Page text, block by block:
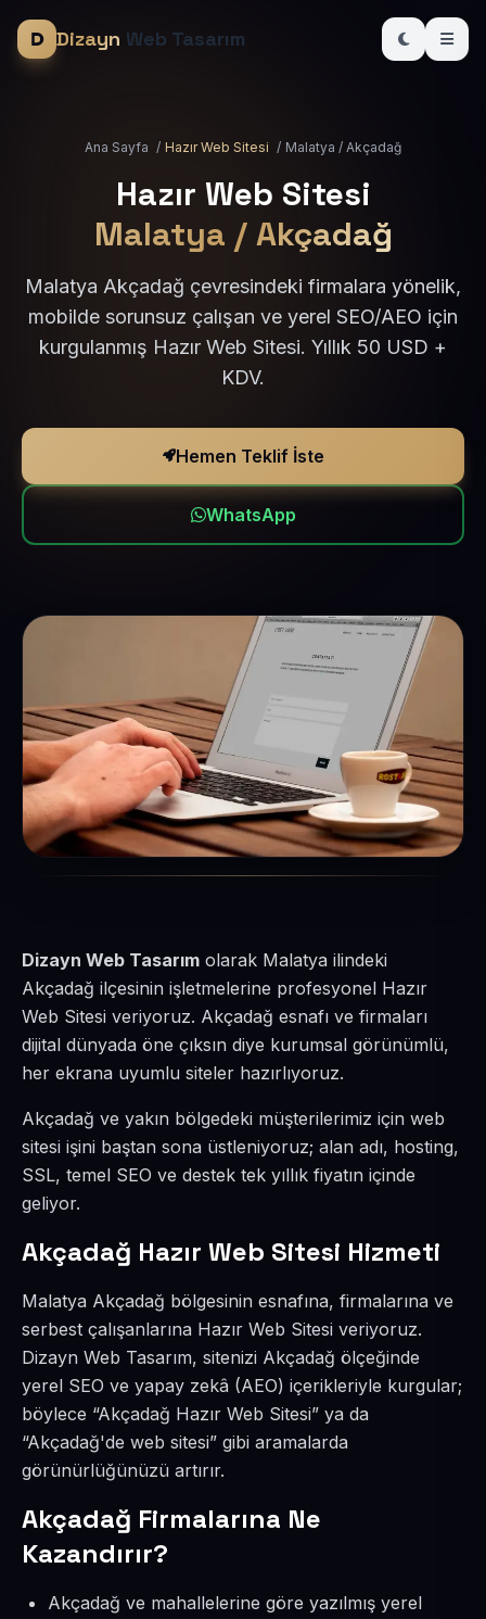
Dizayn Web Tasarım
Ana Sayfa / Hazır Web Sitesi / Malatya / Akçadağ
Hazır Web Sitesi
Malatya / Akçadağ
Malatya Akçadağ çevresindeki firmalara yönelik,
mobilde sorunsuz çalışan ve yerel SEO/AEO için
kurgulanmış Hazır Web Sitesi. Yıllık 50 USD +
KDV.
Hemen Teklif İste
WhatsApp
Dizayn Web Tasarım olarak Malatya ilindeki
Akçadağ ilçesinin işletmelerine profesyonel Hazır
Web Sitesi veriyoruz. Akçadağ esnafı ve firmaları
dijital dünyada öne çıksın diye kurumsal görünümlü,
her ekrana uyumlu siteler hazırlıyoruz.
Akçadağ ve yakın bölgedeki müşterilerimiz için web
sitesi işini baştan sona üstleniyoruz; alan adı, hosting,
SSL, temel SEO ve destek tek yıllık fiyatın içinde
geliyor.
Akçadağ Hazır Web Sitesi Hizmeti
Malatya Akçadağ bölgesinin esnafına, firmalarına ve
serbest çalışanlarına Hazır Web Sitesi veriyoruz.
Dizayn Web Tasarım, sitenizi Akçadağ ölçeğinde
yerel SEO ve yapay zekâ (AEO) içerikleriyle kurgular;
böylece “Akçadağ Hazır Web Sitesi” ya da
“Akçadağ'de web sitesi” gibi aramalarda
görünürlüğünüzü artırır.
Akçadağ Firmalarına Ne
Kazandırır?
Akçadağ ve mahallelerine göre yazılmış yerel